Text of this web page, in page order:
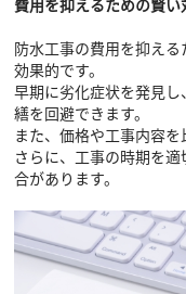
防水工事の費用を抑え
効果的です。
早期に劣化症状を発見
繕を回避できます。
また、価格や工事内容を
さらに、工事の時期を
合があります。